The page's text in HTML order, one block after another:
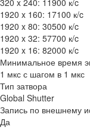
320 x 240: 11900 к/c
1920 x 160: 17100 к/c
1920 x 80: 30500 к/c
1920 x 32: 57700 к/c
1920 x 16: 82000 к/c
Минимальное время
1 мкс с шагом в 1 мкс
Тип затвора
Global Shutter
Запись по внешнему
Да